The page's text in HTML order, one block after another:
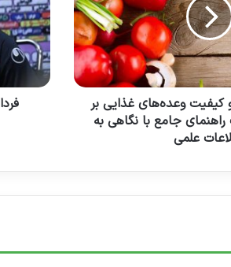
کیفیت وعده‌های غذایی بر
جامع با نگاهی به
علمی